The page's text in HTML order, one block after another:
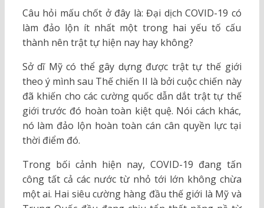
Câu hỏi mấu chốt ở đây là: Đại dịch COVID-19 có
làm đảo lộn ít nhất một trong hai yếu tố cấu
thành nên trật tự hiện nay hay không?
Sở dĩ Mỹ có thể gây dựng được trật tự thế giới
theo ý mình sau Thế chiến II là bởi cuộc chiến này
đã khiến cho các cường quốc dẫn dắt trật tự thế
giới trước đó hoàn toàn kiệt quệ. Nói cách khác,
nó làm đảo lộn hoàn toàn cán cân quyền lực tại
thời điểm đó.
Trong bối cảnh hiện nay, COVID-19 đang tấn
công tất cả các nước từ nhỏ tới lớn không chừa
một ai. Hai siêu cường hàng đầu thế giới là Mỹ và